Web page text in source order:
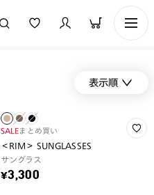
表示順
SALEまとめ買い
＜RIM＞ SUNGLASSES
サングラス
¥3,300